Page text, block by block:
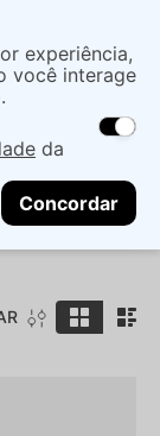
variam de
CEP
experiência,
você interage
da
Concordar